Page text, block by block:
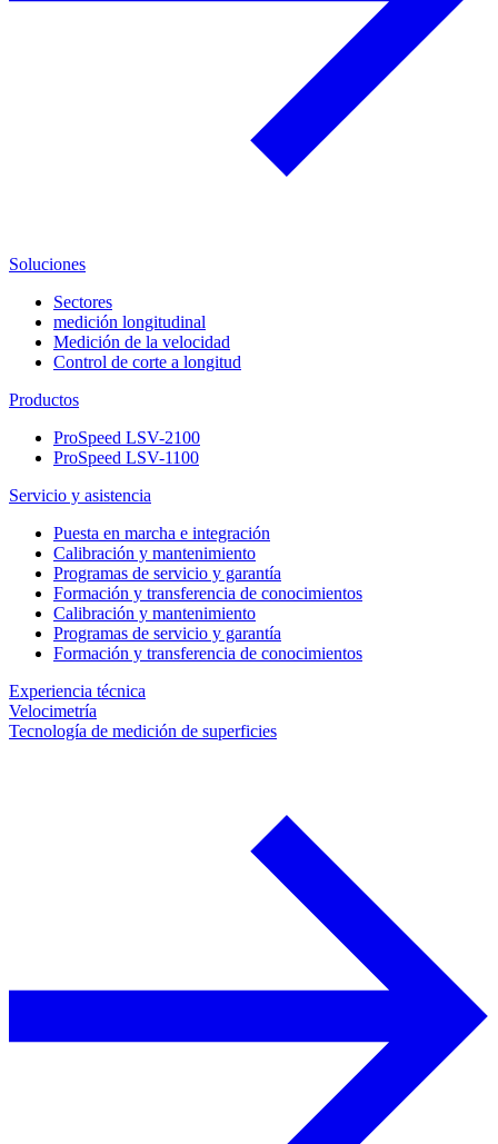
Soluciones
Sectores
medición longitudinal
Medición de la velocidad
Control de corte a longitud
Productos
ProSpeed LSV-2100
ProSpeed LSV-1100
Servicio y asistencia
Puesta en marcha e integración
Calibración y mantenimiento
Programas de servicio y garantía
Formación y transferencia de conocimientos
Calibración y mantenimiento
Programas de servicio y garantía
Formación y transferencia de conocimientos
Experiencia técnica
Velocimetría
Tecnología de medición de superficies